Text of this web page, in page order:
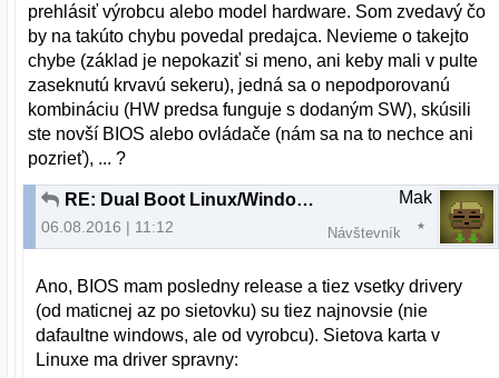
prehlásiť výrobcu alebo model hardware. Som zvedavý čo
by na takúto chybu povedal predajca. Nevieme o takejto
chybe (základ je nepokaziť si meno, ani keby mali v pulte
zaseknutú krvavú sekeru), jedná sa o nepodporovanú
kombináciu (HW predsa funguje s dodaným SW), skúsili
ste novší BIOS alebo ovládače (nám sa na to nechce ani
pozrieť), ... ?
RE: Dual Boot Linux/Windows nefunkcna siet vo Windows
06.08.2016 | 11:12
Mak
Návštevník
Ano, BIOS mam posledny release a tiez vsetky drivery
(od maticnej az po sietovku) su tiez najnovsie (nie
dafaultne windows, ale od vyrobcu). Sietova karta v
Linuxe ma driver spravny: